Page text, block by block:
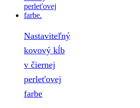
Nastaviteľný
kovový kĺb
v čiernej
perleťovej
farbe